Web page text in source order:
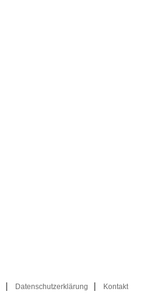
Datenschutzerklärung Kontakt